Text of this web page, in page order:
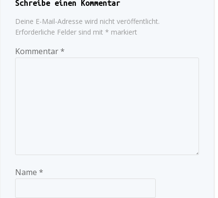
Schreibe einen Kommentar
Deine E-Mail-Adresse wird nicht veröffentlicht.
Erforderliche Felder sind mit * markiert
Kommentar*
Name *